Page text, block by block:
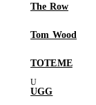
The Row
Tom Wood
TOTEME
UGG